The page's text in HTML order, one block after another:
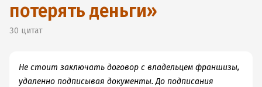
потерять деньги»
30 цитат
Не стоит заключать договор с владельцем франшизы,
удаленно подписывая документы. До подписания